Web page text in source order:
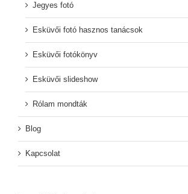
Jegyes fotó
Esküvői fotó hasznos tanácsok
Esküvői fotókönyv
Esküvői slideshow
Rólam mondták
Blog
Kapcsolat